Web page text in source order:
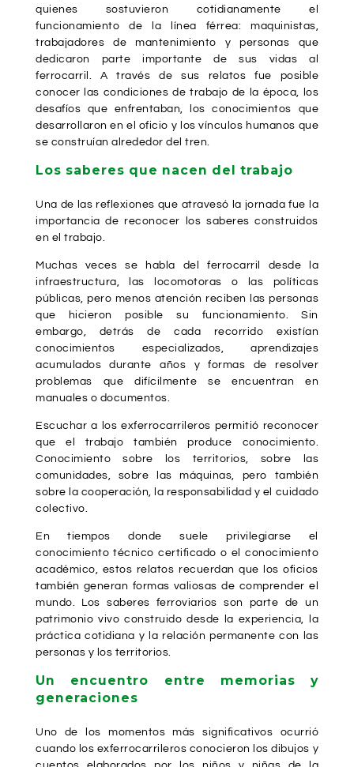
quienes sostuvieron cotidianamente el
funcionamiento de la línea férrea: maquinistas,
trabajadores de mantenimiento y personas que
dedicaron parte importante de sus vidas al
ferrocarril. A través de sus relatos fue posible
conocer las condiciones de trabajo de la época, los
desafíos que enfrentaban, los conocimientos que
desarrollaron en el oficio y los vínculos humanos que
se construían alrededor del tren.
Los saberes que nacen del trabajo
Una de las reflexiones que atravesó la jornada fue la
importancia de reconocer los saberes construidos
en el trabajo.
Muchas veces se habla del ferrocarril desde la
infraestructura, las locomotoras o las políticas
públicas, pero menos atención reciben las personas
que hicieron posible su funcionamiento. Sin
embargo, detrás de cada recorrido existían
conocimientos especializados, aprendizajes
acumulados durante años y formas de resolver
problemas que difícilmente se encuentran en
manuales o documentos.
Escuchar a los exferrocarrileros permitió reconocer
que el trabajo también produce conocimiento.
Conocimiento sobre los territorios, sobre las
comunidades, sobre las máquinas, pero también
sobre la cooperación, la responsabilidad y el cuidado
colectivo.
En tiempos donde suele privilegiarse el
conocimiento técnico certificado o el conocimiento
académico, estos relatos recuerdan que los oficios
también generan formas valiosas de comprender el
mundo. Los saberes ferroviarios son parte de un
patrimonio vivo construido desde la experiencia, la
práctica cotidiana y la relación permanente con las
personas y los territorios.
Un encuentro entre memorias y
generaciones
Uno de los momentos más significativos ocurrió
cuando los exferrocarrileros conocieron los dibujos y